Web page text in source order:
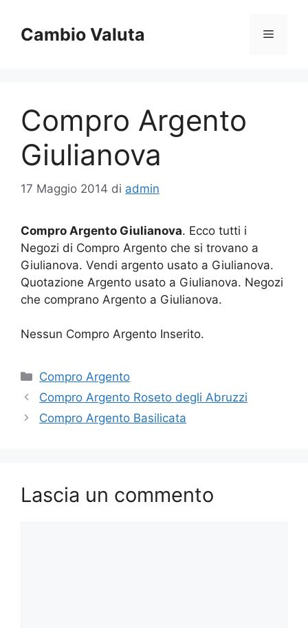
contenuto
Cambio Valuta Menu
Compro Argento
Giulianova
17 Maggio 2014 di admin
Compro Argento Giulianova. Ecco tutti i
Negozi di Compro Argento che si trovano a
Giulianova. Vendi argento usato a Giulianova.
Quotazione Argento usato a Giulianova. Negozi
che comprano Argento a Giulianova.
Nessun Compro Argento Inserito.
Categorie
Compro Argento
Compro Argento Roseto degli Abruzzi
Compro Argento Basilicata
Lascia un commento